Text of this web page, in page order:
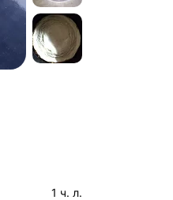
1 ч. л.